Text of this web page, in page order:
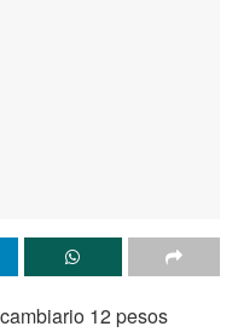
12 pesos